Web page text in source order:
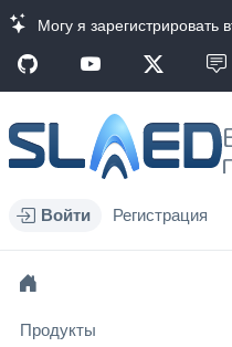
Могу я зарегистрировать
Войти Регистрация
Продукты